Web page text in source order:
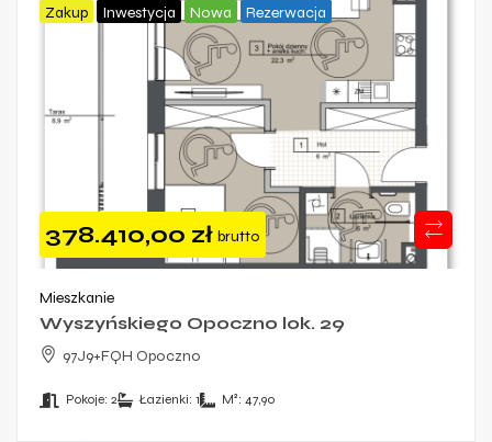
Zakup Inwestycja Nowa Rezerwacja
378.410,00 zł brutto
Mieszkanie
Wyszyńskiego Opoczno lok. 29
97J9+FQH Opoczno
Pokoje: 2 Łazienki: 1 M²: 47,90